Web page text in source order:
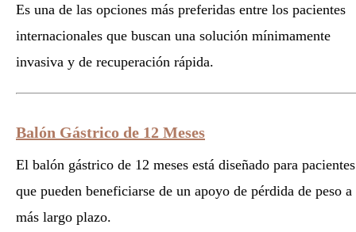
Es una de las opciones más preferidas entre los pacientes
internacionales que buscan una solución mínimamente
invasiva y de recuperación rápida.
Balón Gástrico de 12 Meses
El balón gástrico de 12 meses está diseñado para pacientes
que pueden beneficiarse de un apoyo de pérdida de peso a
más largo plazo.